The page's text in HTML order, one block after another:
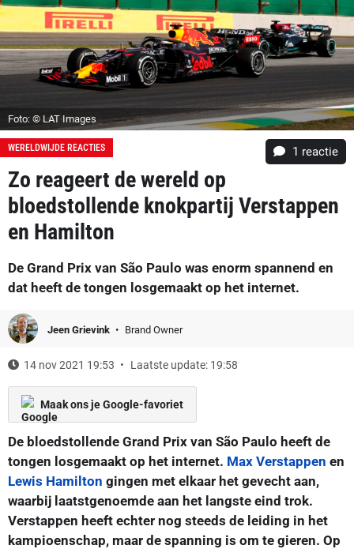
Foto: © LAT Images
WERELDWIJDE REACTIES 1 reactie
Zo reageert de wereld op
bloedstollende knokpartij Verstappen
en Hamilton
De Grand Prix van São Paulo was enorm spannend en
dat heeft de tongen losgemaakt op het internet.
Jeen Grievink Brand Owner
14 nov 2021 19:53 Laatste update: 19:58
Maak ons je Google-favoriet
De bloedstollende Grand Prix van São Paulo heeft de
tongen losgemaakt op het internet. Max Verstappen en
Lewis Hamilton gingen met elkaar het gevecht aan,
waarbij laatstgenoemde aan het langste eind trok.
Verstappen heeft echter nog steeds de leiding in het
kampioenschap, maar de spanning is om te gieren. Op